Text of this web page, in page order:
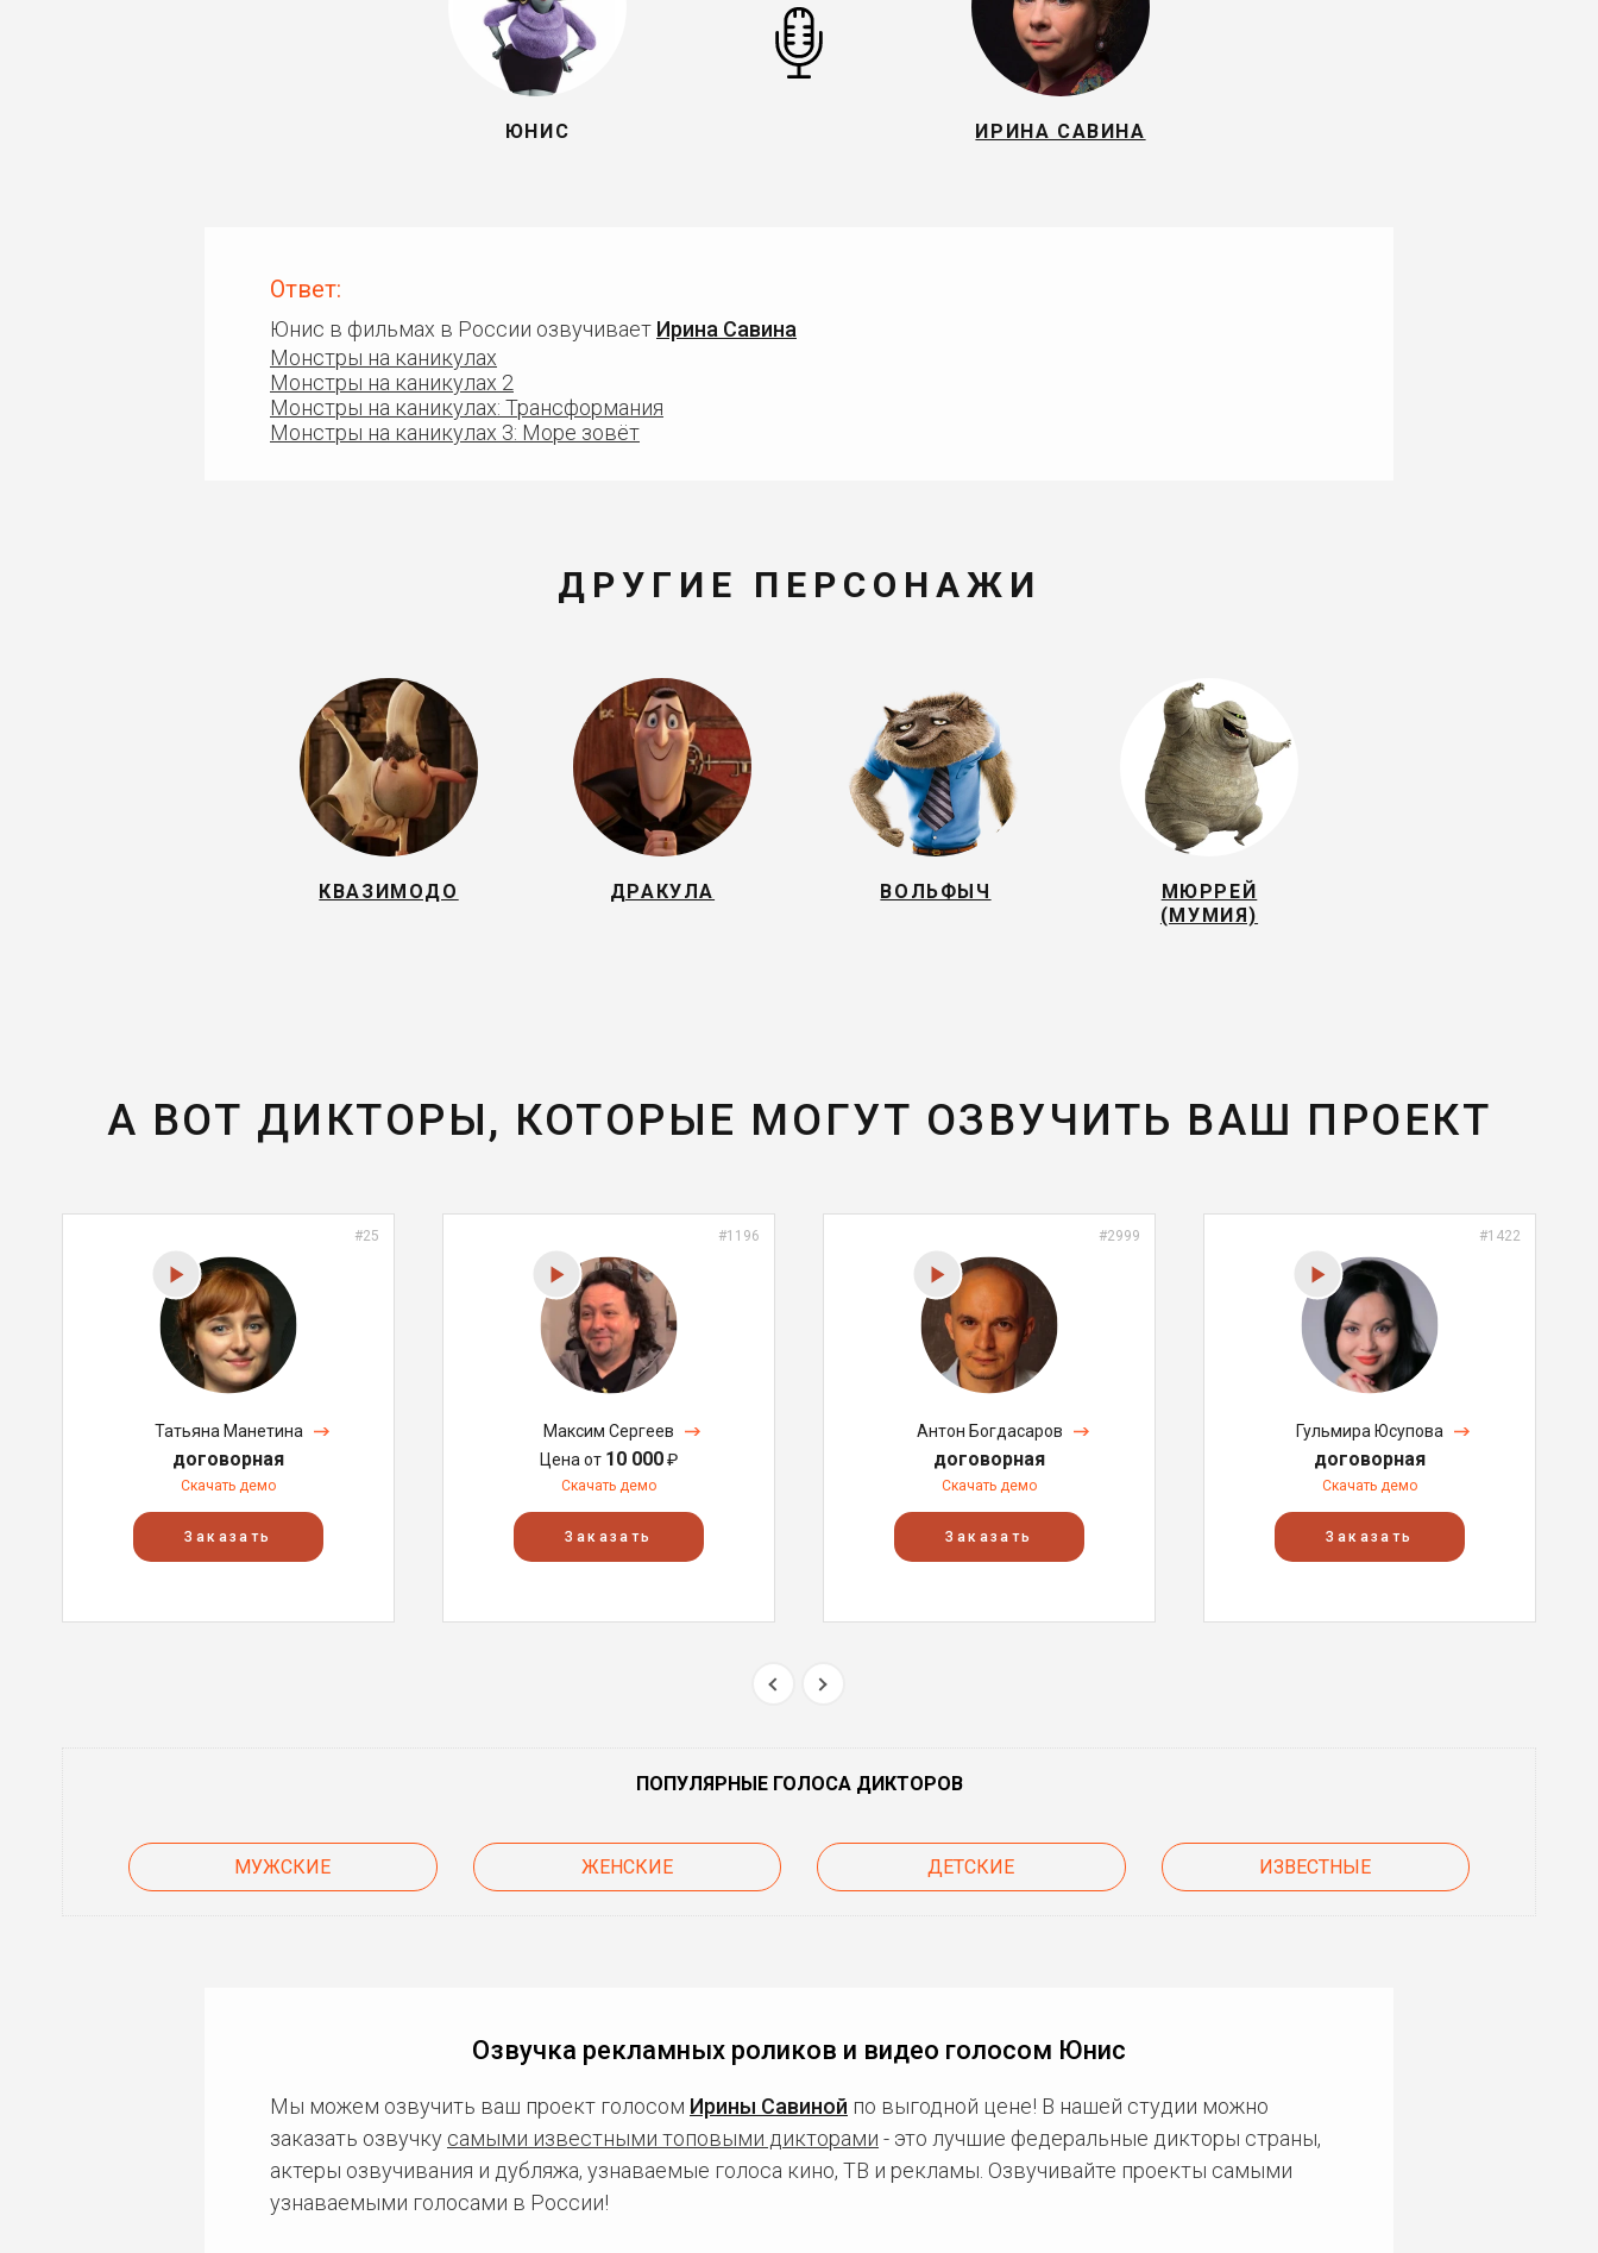
ЮНИС ИРИНА САВИНА
Ответ:
Юнис в фильмах в России озвучивает Ирина Савина
Монстры на каникулах
Монстры на каникулах 2
Монстры на каникулах: Трансформания
Монстры на каникулах 3: Море зовёт
ДРУГИЕ ПЕРСОНАЖИ
КВАЗИМОДО ДРАКУЛА ВОЛЬФЫЧ
МЮРРЕЙ
(МУМИЯ)
А ВОТ ДИКТОРЫ, КОТОРЫЕ МОГУТ ОЗВУЧИТЬ ВАШ ПРОЕКТ
#25
Татьяна Манетина
договорная
Скачать демо
Заказать
#1196
Максим Сергеев
Цена от 10 000₽
Скачать демо
Заказать
#2999
Антон Богдасаров
договорная
Скачать демо
Заказать
#1422
Гульмира Юсупова
договорная
Скачать демо
Заказать
ПОПУЛЯРНЫЕ ГОЛОСА ДИКТОРОВ
МУЖСКИЕ ЖЕНСКИЕ ДЕТСКИЕ ИЗВЕСТНЫЕ
Озвучка рекламных роликов и видео голосом Юнис
Мы можем озвучить ваш проект голосом Ирины Савиной по выгодной цене! В нашей студии можно
заказать озвучку самыми известными топовыми дикторами - это лучшие федеральные дикторы страны,
актеры озвучивания и дубляжа, узнаваемые голоса кино, ТВ и рекламы. Озвучивайте проекты самыми
узнаваемыми голосами в России!